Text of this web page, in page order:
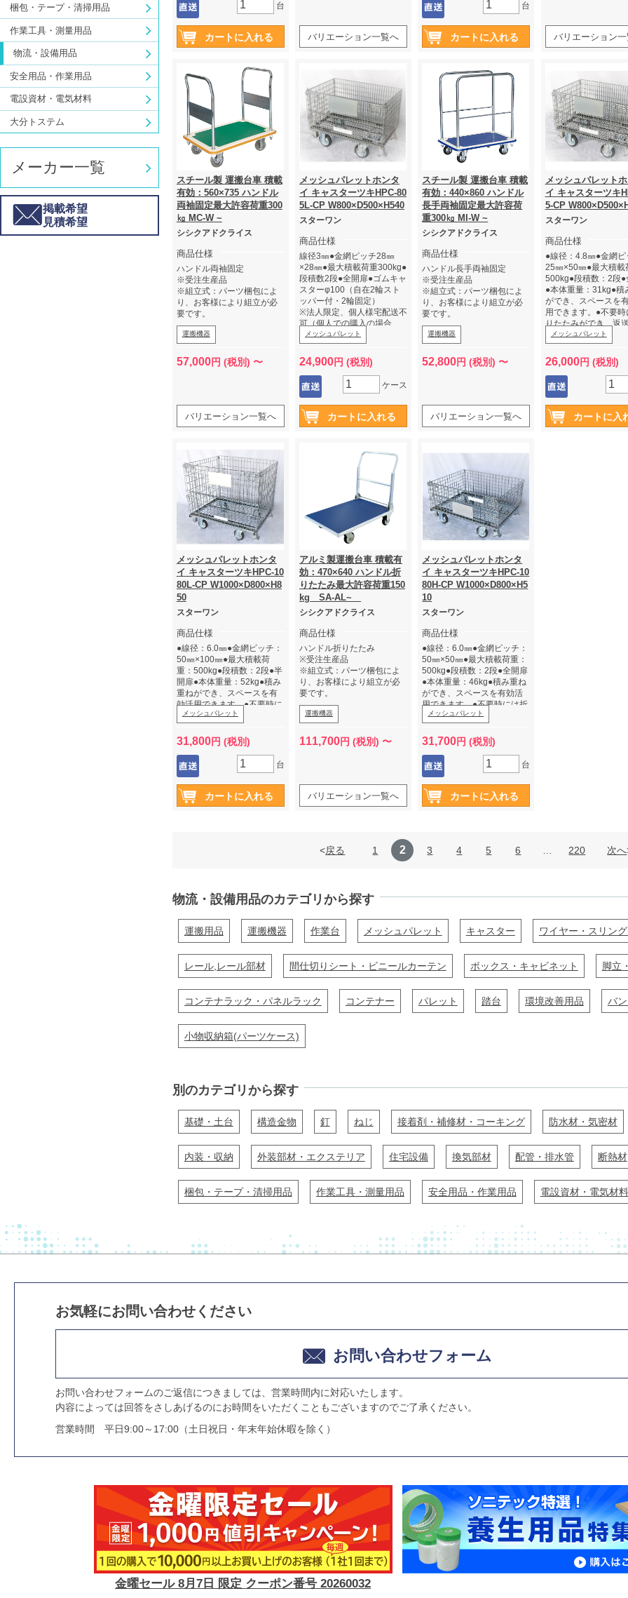
梱包・テープ・清掃用品
作業工具・測量用品
物流・設備用品
安全用品・作業用品
電設資材・電気材料
大分トステム
メーカー一覧
掲載希望
見積希望
台
バリエーション一覧へ
台
バリエーション
スチール製 運搬台車 積載
有効：560×735 ハンドル
両袖固定最大許容荷重300
㎏ MC-W ~
シシクアドクライス
商品仕様
ハンドル両袖固定
※受注生産品
※組立式：パーツ梱包によ
り、お客様により組立が必
要です。
運搬機器
57,000円 (税別) 〜
バリエーション一覧へ
メッシュパレットホンタ
イ キャスターツキHPC-80
5L-CP W800×D500×H540
スターワン
商品仕様
線径3㎜●金網ピッチ28㎜
×28㎜●最大積載荷重300kg●
段積数2段●全開扉●ゴムキャ
スターφ100（自在2輪スト
ッパー付・2輪固定）
※法人限定、個人様宅配送不
可（個人での購入の場合
は、運送会社への引取りと
なります。）
メッシュパレット
24,900円 (税別)
ケース
スチール製 運搬台車 積載
有効：440×860 ハンドル
長手両袖固定最大許容荷
重300㎏ MI-W ~
シシクアドクライス
商品仕様
ハンドル長手両袖固定
※受注生産品
※組立式：パーツ梱包によ
り、お客様により組立が必
要です。
運搬機器
52,800円 (税別) 〜
バリエーション一覧へ
メッシュパレット
イ キャスターツキ
5-CP
スターワン
商品仕様
●線径：4.8㎜●金網ピ
25㎜×50㎜●最大積載
500kg●段積数：2段●
●本体重量：31kg●積
ができ、スペースを
用できます。●不要時
りたたみができ、返
ースを節約できます
電気
亜鉛メッキ処理で有害
を含みません。●φ100
キャスター（自在2輪
パー付・固定2輪）
（個人で購入希望の場
運送会社引取りとな
メッシュパレット
26,000円 (税別)
メッシュパレットホンタ
イ キャスターツキHPC-10
80L-CP W1000×D800×H8
50
スターワン
商品仕様
●線径：6.0㎜●金網ピッチ：
50㎜×100㎜●最大積載荷
重：500kg●段積数：2段●半
開扉●本体重量：52kg●積み
重ねができ、スペースを有
効活用できます。●不要時に
は折りたたみができ、返送
三価電気亜鉛メッキ処理で
有害物質を含みません。●ゴ
ムキャスターφ150（2輪自
在ストッパー付・2輪固定）
※車上渡し法人限定、個人宅
への配送は承っておりませ
ん（個人での購入の場合は
メッシュパレット
31,800円 (税別)
台
アルミ製運搬台車 積載有
効：470×640 ハンドル折
りたたみ最大許容荷重150
kg SA-AL~
シシクアドクライス
商品仕様
ハンドル折りたたみ
※受注生産品
※組立式：パーツ梱包によ
り、お客様により組立が必
要です。
運搬機器
111,700円 (税別) 〜
バリエーション一覧へ
メッシュパレットホンタ
イ キャスターツキHPC-10
80H-CP W1000×D800×H5
10
スターワン
商品仕様
●線径：6.0㎜●金網ピッチ：
50㎜×50㎜●最大積載荷重：
500kg●段積数：2段●全開扉
●本体重量：46kg●積み重ね
ができ、スペースを有効活
用できます。●不要時には折
りたたみができ、返送スペ
電気亜鉛メッキ処理で有害
物質を含みません。●ゴムキ
ャスターφ150（2輪自在ス
トッパー付・2輪固定）
※法人限定、個人宅配送不可
（個人で購入希望の場合は
運送会社引取りとなりま
メッシュパレット
31,700円 (税別)
台
戻る 1 2 3 4 5 6 220 次へ
物流・設備用品のカテゴリから探す
運搬用品 運搬機器 作業台 メッシュパレット キャスター ワイヤー・スリン
レール,レール部材 間仕切りシート・ビニールカーテン ボックス・キャビネット 脚立
コンテナラック・パネルラック コンテナー パレット 踏台 環境改善用品 バ
小物収納箱(パーツケース)
別のカテゴリから探す
基礎・土台 構造金物 釘 ねじ 接着剤・補修材・コーキング 防水材・気密材
内装・収納 外装部材・エクステリア 住宅設備 換気部材 配管・排水管 断熱材
梱包・テープ・清掃用品 作業工具・測量用品 安全用品・作業用品 電設資材・電気材料
お気軽にお問い合わせください
お問い合わせフォーム
お問い合わせフォームのご返信につきましては、営業時間内に対応いたします。
内容によっては回答をさしあげるのにお時間をいただくこともございますのでご了承ください。
営業時間 平日9:00～17:00（土日祝日・年末年始休暇を除く）
金曜セール 8月7日 限定 クーポン番号 20260032